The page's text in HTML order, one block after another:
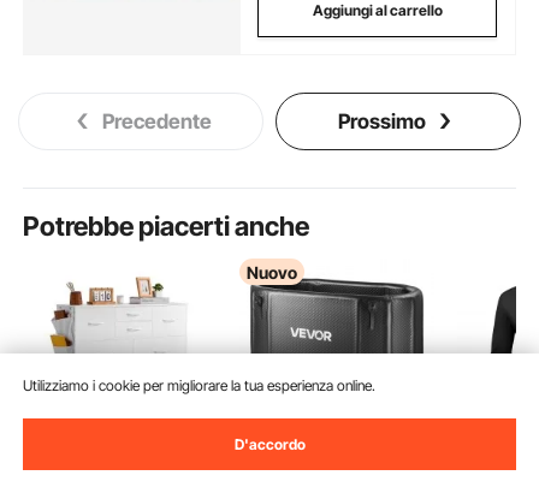
Aggiungi al carrello
Precedente Prossimo
Potrebbe piacerti anche
Nuovo
Utilizziamo i cookie per migliorare la tua esperienza online.
D'accordo